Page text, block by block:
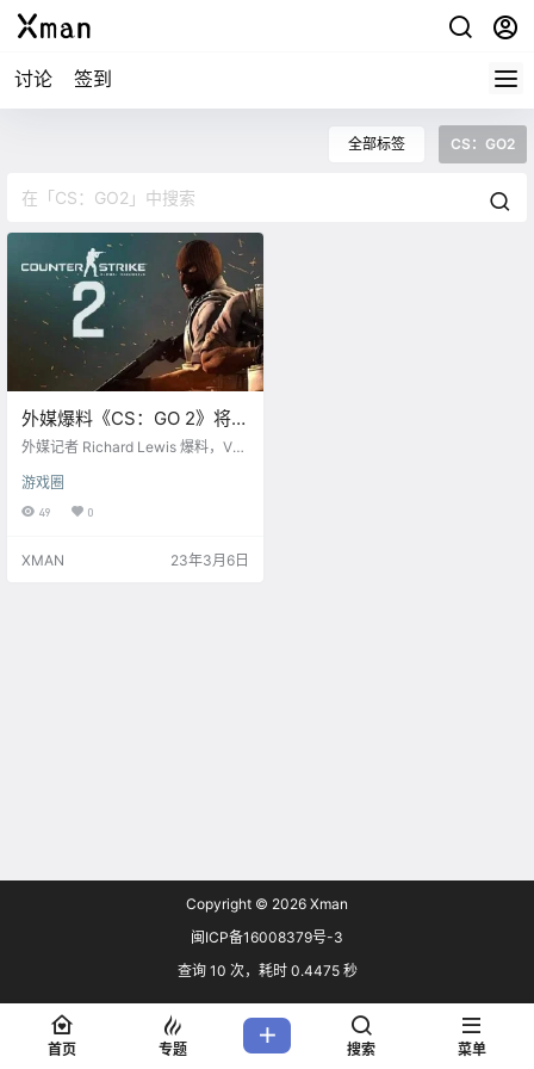
讨论 签到
全部标签 CS：GO2
外媒爆料《CS：GO 2》将于
3月内开启测试
外媒记者 Richard Lewis 爆料，V社
2》的测试，游戏采用起源2引擎进
行开发，服务器也将采用128tick，
游戏圈
49 0
XMAN 23年3月6日
Copyright © 2026 Xman
闽ICP备16008379号-3
查询 10 次，耗时 0.4475 秒
首页 专题 搜索 菜单